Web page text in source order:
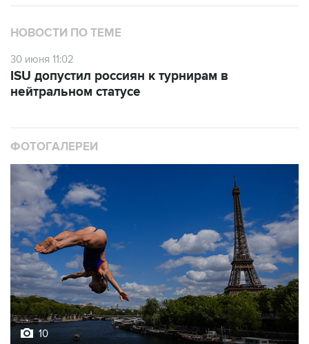
НОВОСТИ ПО ТЕМЕ
30 июня 11:02
ISU допустил россиян к турнирам в
нейтральном статусе
ФОТОГАЛЕРЕИ
10